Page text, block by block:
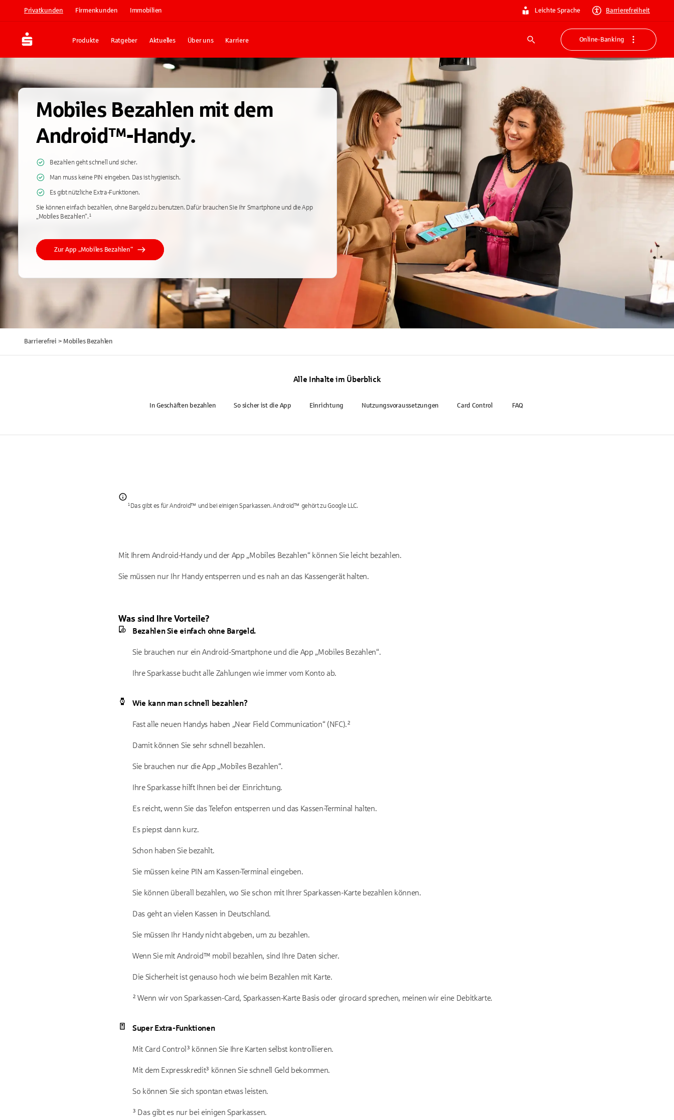
Privatkunden Firmenkunden Immobilien Leichte Sprache Barrierefreiheit
Produkte Ratgeber Aktuelles Über uns Karriere
Suche
Online-Banking
Mobiles Bezahlen mit dem
Android™-Handy.
Bezahlen geht schnell und sicher.
Man muss keine PIN eingeben. Das ist hygienisch.
Es gibt nützliche Extra-Funktionen.
Sie können einfach bezahlen, ohne Bargeld zu benutzen. Dafür brauchen Sie Ihr Smartphone und die App
„Mobiles Bezahlen“.¹
Zur App „Mobiles Bezahlen“
Barrierefrei > Mobiles Bezahlen
Alle Inhalte im Überblick
In Geschäften bezahlen So sicher ist die App Einrichtung Nutzungsvoraussetzungen Card Control FAQ
¹Das gibt es für Android™ und bei einigen Sparkassen. Android™ gehört zu Google LLC.
Mit Ihrem Android-Handy und der App „Mobiles Bezahlen“ können Sie leicht bezahlen.
Sie müssen nur Ihr Handy entsperren und es nah an das Kassengerät halten.
Was sind Ihre Vorteile?
Bezahlen Sie einfach ohne Bargeld.
Sie brauchen nur ein Android-Smartphone und die App „Mobiles Bezahlen“.
Ihre Sparkasse bucht alle Zahlungen wie immer vom Konto ab.
Wie kann man schnell bezahlen?
Fast alle neuen Handys haben „Near Field Communication“ (NFC).²
Damit können Sie sehr schnell bezahlen.
Sie brauchen nur die App „Mobiles Bezahlen“.
Ihre Sparkasse hilft Ihnen bei der Einrichtung.
Es reicht, wenn Sie das Telefon entsperren und das Kassen-Terminal halten.
Es piepst dann kurz.
Schon haben Sie bezahlt.
Sie müssen keine PIN am Kassen-Terminal eingeben.
Sie können überall bezahlen, wo Sie schon mit Ihrer Sparkassen-Karte bezahlen können.
Das geht an vielen Kassen in Deutschland.
Sie müssen Ihr Handy nicht abgeben, um zu bezahlen.
Wenn Sie mit Android™ mobil bezahlen, sind Ihre Daten sicher.
Die Sicherheit ist genauso hoch wie beim Bezahlen mit Karte.
² Wenn wir von Sparkassen-Card, Sparkassen-Karte Basis oder girocard sprechen, meinen wir eine Debitkarte.
Super Extra-Funktionen
Mit Card Control³ können Sie Ihre Karten selbst kontrollieren.
Mit dem Expresskredit³ können Sie schnell Geld bekommen.
So können Sie sich spontan etwas leisten.
³ Das gibt es nur bei einigen Sparkassen.